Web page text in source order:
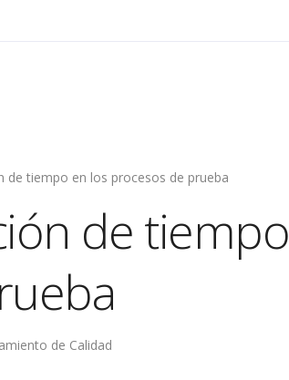
de tiempo en los procesos de prueba
de tiempo
de Calidad